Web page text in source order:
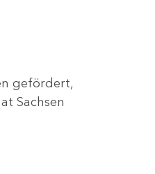
gefördert,
Sachsen